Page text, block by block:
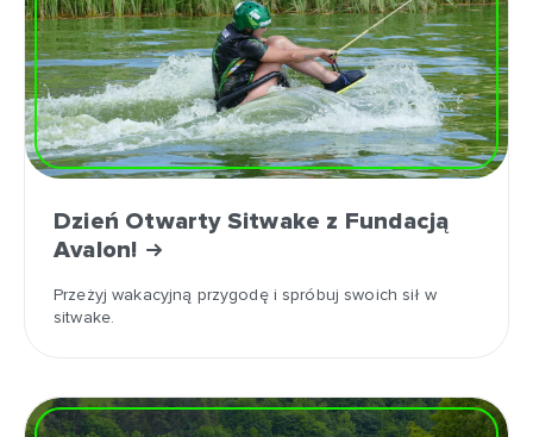
Dzień Otwarty Sitwake z Fundacją
Avalon!
Przeżyj wakacyjną przygodę i spróbuj swoich sił w
sitwake.